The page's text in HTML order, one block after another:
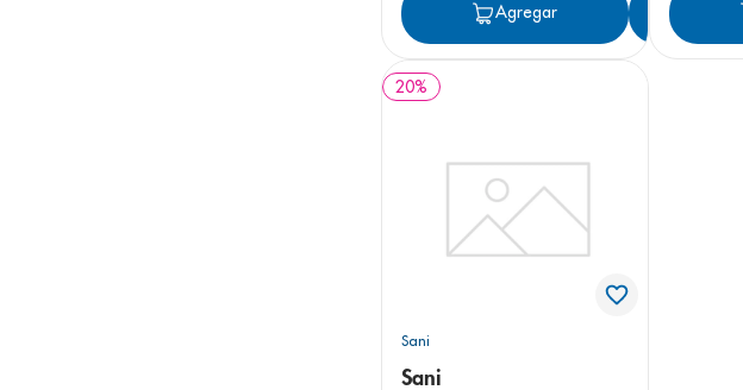
Agregar
20%
Sani
Sani